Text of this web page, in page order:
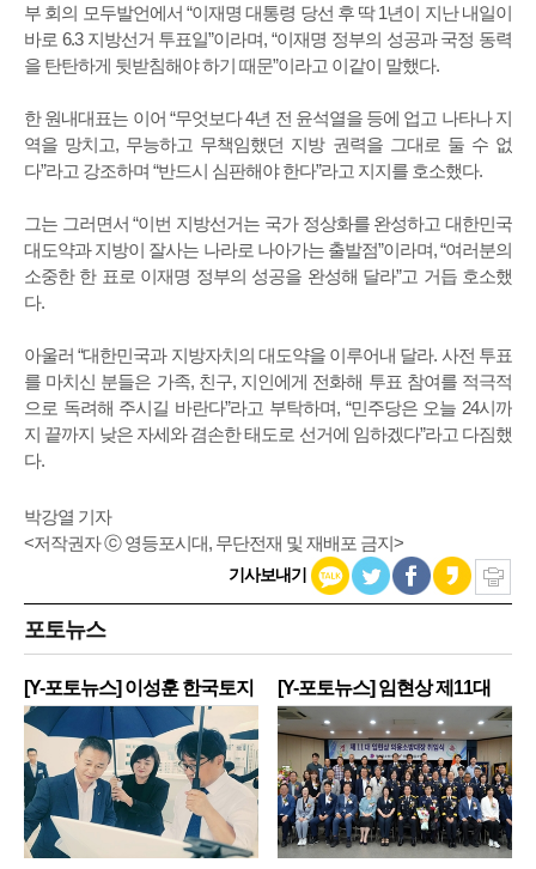
부 회의 모두발언에서 “이재명 대통령 당선 후 딱 1년이 지난 내일이
바로 6.3 지방선거 투표일”이라며, “이재명 정부의 성공과 국정 동력
을 탄탄하게 뒷받침해야 하기 때문”이라고 이같이 말했다.
한 원내대표는 이어 “무엇보다 4년 전 윤석열을 등에 업고 나타나 지
역을 망치고, 무능하고 무책임했던 지방 권력을 그대로 둘 수 없
다”라고 강조하며 “반드시 심판해야 한다”라고 지지를 호소했다.
그는 그러면서 “이번 지방선거는 국가 정상화를 완성하고 대한민국
대도약과 지방이 잘사는 나라로 나아가는 출발점”이라며, “여러분의
소중한 한 표로 이재명 정부의 성공을 완성해 달라”고 거듭 호소했
다.
아울러 “대한민국과 지방자치의 대도약을 이루어내 달라. 사전 투표
를 마치신 분들은 가족, 친구, 지인에게 전화해 투표 참여를 적극적
으로 독려해 주시길 바란다”라고 부탁하며, “민주당은 오늘 24시까
지 끝까지 낮은 자세와 겸손한 태도로 선거에 임하겠다”라고 다짐했
다.
박강열 기자
<저작권자 ⓒ 영등포시대, 무단전재 및 재배포 금지>
기사보내기
포토뉴스
[Y-포토뉴스] 이성훈 한국토지
주
[Y-포토뉴스] 임현상 제11대
영